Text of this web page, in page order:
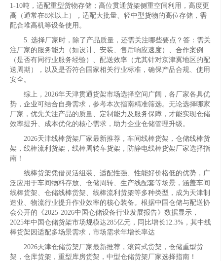
1-10吨，适配重型货物存储；高位贯通货架侧重空间利用，高度更
高（通常在8米以上），适配大批量、轻中型货物的高位存储，需
配合堆高机等设备使用。
5. 选择厂家时，除了产品质量，还需关注哪些要点？答：需关
注厂家的服务能力（如设计、安装、售后响应速度）、合作案例
（是否有同行业服务经验）、配送效率（尤其针对京津冀地区的配
送周期），以及是否符合国家相关行业标准，确保产品合规、使用
安全。
综上，2026年天津贯通货架市场选择空间广阔，各厂家各具优
势，企业可结合自身需求，参考本次指南精准筛选。无论选择哪家
厂家，优先关注产品的质量、定制能力及服务保障，才能实现仓储
效率提升、成本优化的核心需求，助力企业仓储管理升级。
2026天津线棒货架厂家最新推荐，车间线棒货架，仓储线棒货
架，线棒流利货架，线棒周转车货架，防静电线棒货架厂家选择指
南！
线棒货架凭借灵活组装、适配性强、性能好价格低的优势，广
泛应用于车间物料存放、仓储周转、生产线配套等场景，涵盖车间
线棒货架、仓储线棒货架、线棒流利货架等多种类型，成为天津制
造业、物流行业提升作业效率的核心装备。根据中国仓储与配送协
会公开的《2025-2026中国仓储设备行业发展报告》数据显示，
2025年中国仓储货架市场规模达285亿元，同比增长12.3%，其中线
棒货架因适配多场景需求，市场需求年增长率达
2026天津仓储货架厂家最新推荐，滚筒式货架，仓储重型货
架，仓库货架，重型库房货架，中型仓储货架厂家选择指南！